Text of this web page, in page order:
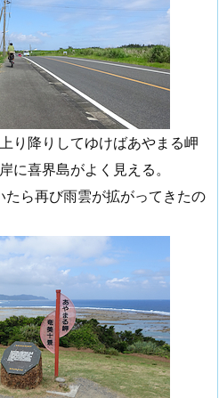
り降りしてゆけばあやまる岬
に喜界島がよく見える。
たら再び雨雲が拡がってきたの